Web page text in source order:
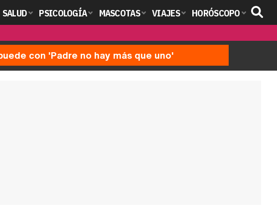
SALUD PSICOLOGÍA MASCOTAS VIAJES HORÓSCOPO
con 'Padre no hay más que uno'